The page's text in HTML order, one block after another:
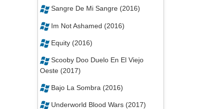
Sangre De Mi Sangre (2016)
Im Not Ashamed (2016)
Equity (2016)
Scooby Doo Duelo En El Viejo
Oeste (2017)
Bajo La Sombra (2016)
Underworld Blood Wars (2017)